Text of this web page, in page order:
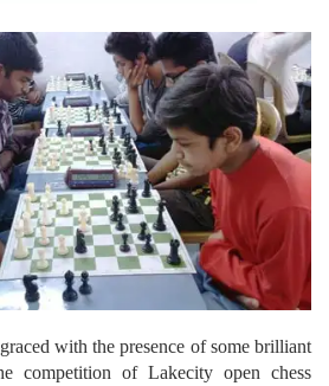
with the presence of some brilliant
competition of Lakecity open chess